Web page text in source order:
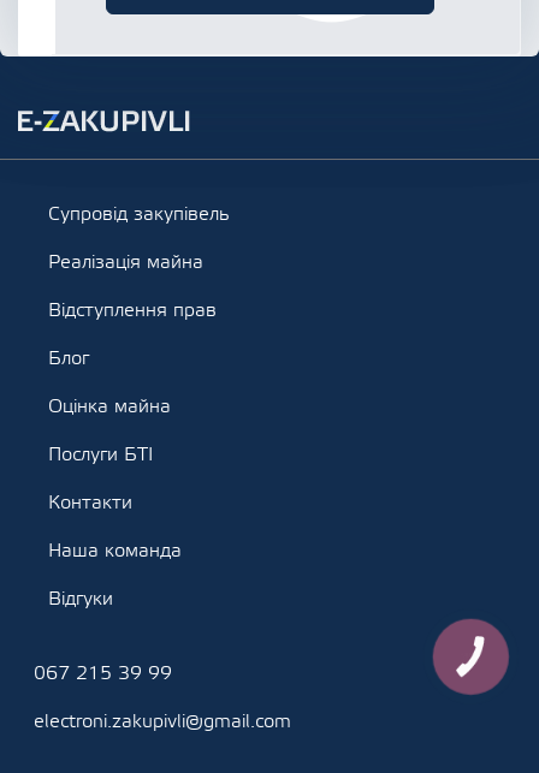
Супровід закупівель
Реалізація майна
Відступлення прав
Блог
Оцінка майна
Послуги БТІ
Контакти
Наша команда
Відгуки
067 215 39 99
electroni.zakupivli@gmail.com
КНОПКА
ЗВ'ЯЗКУ